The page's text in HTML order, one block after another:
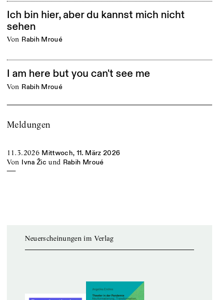
Ich bin hier, aber du kannst mich nicht
sehen
von Rabih Mroué
I am here but you can't see me
von Rabih Mroué
Meldungen
11.3.2026 Mittwoch, 11. März 2026
von Ivna Žic und Rabih Mroué
Neuerscheinungen im Verlag